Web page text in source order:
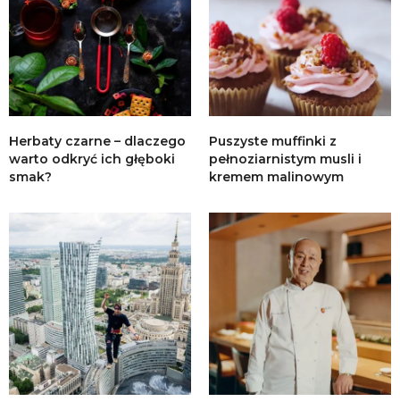
Herbaty czarne – dlaczego
warto odkryć ich głęboki
smak?
Puszyste muffinki z
pełnoziarnistym musli i
kremem malinowym